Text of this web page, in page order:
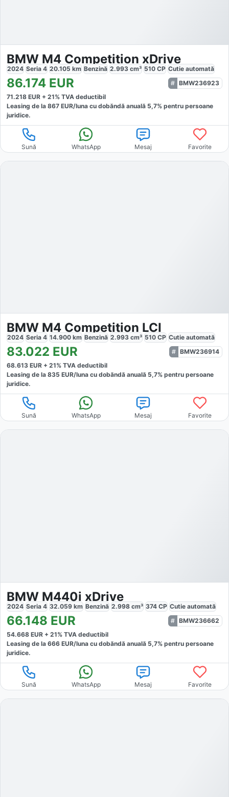
BMW M4 Competition xDrive
2024 Seria 4 20.105 km Benzină 2.993 cm³ 510 CP Cutie automată
86.174 EUR
BMW236923
71.218 EUR + 21% TVA deductibil
Leasing de la 867 EUR/luna cu dobăndă anuală 5,7% pentru persoane
juridice.
Sună WhatsApp Mesaj Favorite
BMW M4 Competition LCI
2024 Seria 4 14.900 km Benzină 2.993 cm³ 510 CP Cutie automată
83.022 EUR
BMW236914
68.613 EUR + 21% TVA deductibil
Leasing de la 835 EUR/luna cu dobăndă anuală 5,7% pentru persoane
juridice.
Sună WhatsApp Mesaj Favorite
BMW M440i xDrive
2024 Seria 4 32.059 km Benzină 2.998 cm³ 374 CP Cutie automată
66.148 EUR
BMW236662
54.668 EUR + 21% TVA deductibil
Leasing de la 666 EUR/luna cu dobăndă anuală 5,7% pentru persoane
juridice.
Sună WhatsApp Mesaj Favorite